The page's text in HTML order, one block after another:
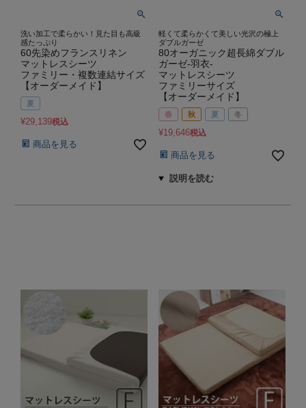
洗い加工で柔らかい！見た目も高級
感たっぷり
60先染めフランスリネン
マットレスシーツ
ファミリー・複数連結サイズ
【オーダーメイド】
夏
¥29,139税込
商品を見る
軽くて柔らかくて美しい光沢の極上
ダブルガーゼ
80オーガニック超長綿ダブル
ガーゼ-羽衣-
マットレスシーツ
ファミリーサイズ
【オーダーメイド】
春 秋 夏 冬
¥19,646税込
商品を見る